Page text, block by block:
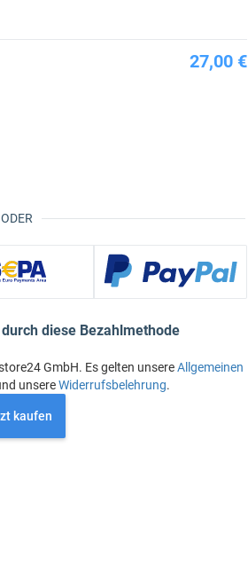
27,00 €
ODER
diese Bezahlmethode
GmbH. Es gelten unsereAllgemeinen
unsereWiderrufsbelehrung.
kaufen